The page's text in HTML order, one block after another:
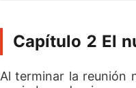
Capítulo 2 El
Al terminar la reunión